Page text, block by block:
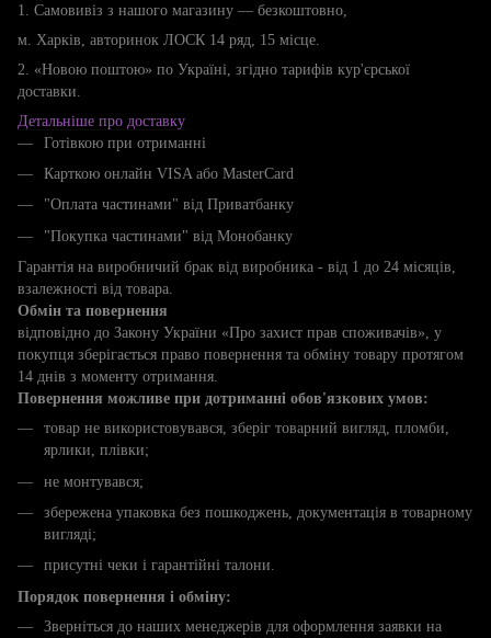
1. Самовивіз з нашого магазину — безкоштовно,
м. Харків, авторинок ЛОСК 14 ряд, 15 місце.
2. «Новою поштою» по Україні, згідно тарифів кур'єрської
доставки.
Детальніше про доставку
Готівкою при отриманні
Карткою онлайн VISA або MasterCard
"Оплата частинами" від Приватбанку
"Покупка частинами" від Монобанку
Гарантія на виробничий брак від виробника - від 1 до 24 місяців,
взалежності від товара.
Обмін та повернення
відповідно до Закону України «Про захист прав споживачів», у
покупця зберігається право повернення та обміну товару протягом
14 днів з моменту отримання.
Повернення можливе при дотриманні обов'язкових умов:
товар не використовувався, зберіг товарний вигляд, пломби,
ярлики, плівки;
не монтувався;
збережена упаковка без пошкоджень, документація в товарному
вигляді;
присутні чеки і гарантійні талони.
Порядок повернення і обміну:
Зверніться до наших менеджерів для оформлення заявки на